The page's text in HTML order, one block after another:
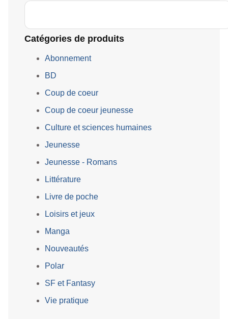
Catégories de produits
Abonnement
BD
Coup de coeur
Coup de coeur jeunesse
Culture et sciences humaines
Jeunesse
Jeunesse - Romans
Littérature
Livre de poche
Loisirs et jeux
Manga
Nouveautés
Polar
SF et Fantasy
Vie pratique